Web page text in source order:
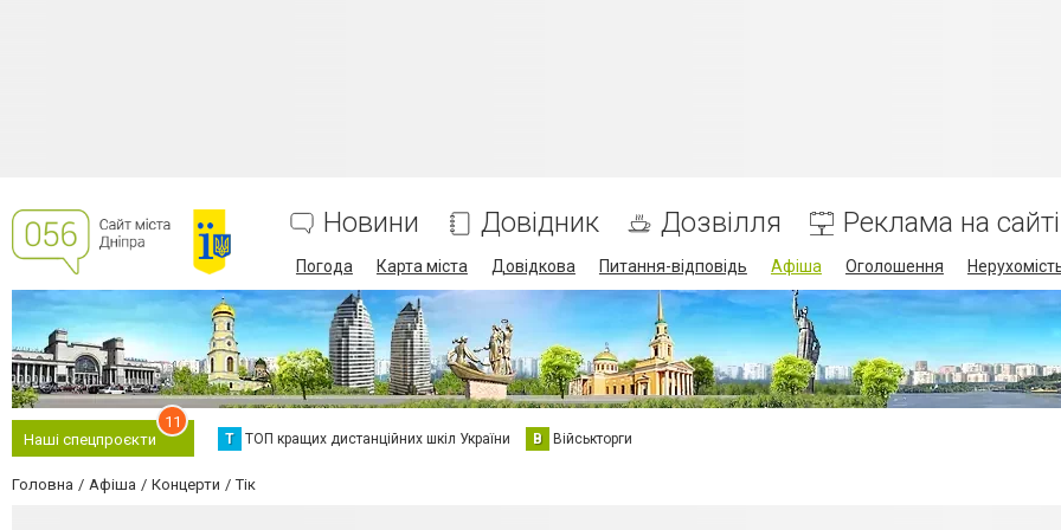
Новини Довідник Дозвілля Реклама на сайті
Погода Карта міста Довідкова Питання-відповідь Афіша Оголошення
Наші спецпроєкти
11
Т ТОП кращих дистанційних шкіл України В Військторги
Головна Афіша Концерти Тік